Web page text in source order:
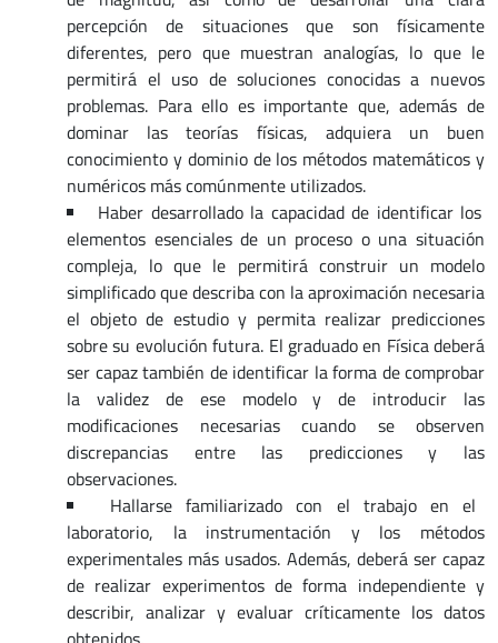
percepción de situaciones que son físicamente
diferentes, pero que muestran analogías, lo que le
permitirá el uso de soluciones conocidas a nuevos
problemas. Para ello es importante que, además de
dominar las teorías físicas, adquiera un buen
conocimiento y dominio de los métodos matemáticos y
numéricos más comúnmente utilizados.
Haber desarrollado la capacidad de identificar los
elementos esenciales de un proceso o una situación
compleja, lo que le permitirá construir un modelo
simplificado que describa con la aproximación necesaria
el objeto de estudio y permita realizar predicciones
sobre su evolución futura. El graduado en Física deberá
ser capaz también de identificar la forma de comprobar
la validez de ese modelo y de introducir las
modificaciones necesarias cuando se observen
discrepancias entre las predicciones y las
observaciones.
Hallarse familiarizado con el trabajo en el
laboratorio, la instrumentación y los métodos
experimentales más usados. Además, deberá ser capaz
de realizar experimentos de forma independiente y
describir, analizar y evaluar críticamente los datos